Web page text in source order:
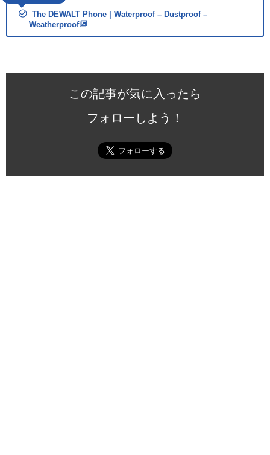
The DEWALT Phone | Waterproof – Dustproof –
Weatherproof
この記事が気に入ったら
フォローしよう！